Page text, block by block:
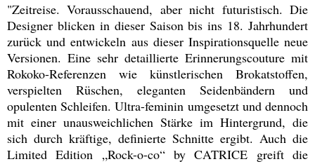
"Zeitreise. Vorausschauend, aber nicht futuristisch. Die
Designer blicken in dieser Saison bis ins 18. Jahrhundert
zurück und entwickeln aus dieser Inspirationsquelle neue
Versionen. Eine sehr detaillierte Erinnerungscouture mit
Rokoko-Referenzen wie künstlerischen Brokatstoffen,
verspielten Rüschen, eleganten Seidenbändern und
opulenten Schleifen. Ultra-feminin umgesetzt und dennoch
mit einer unausweichlichen Stärke im Hintergrund, die
sich durch kräftige, definierte Schnitte ergibt. Auch die
Limited Edition „Rock-o-co“ by CATRICE greift die